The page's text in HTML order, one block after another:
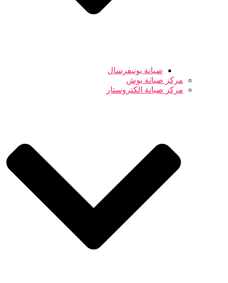
صيانة يونيفرسال
مركز صيانة بوش
مركز صيانة الكتروستار